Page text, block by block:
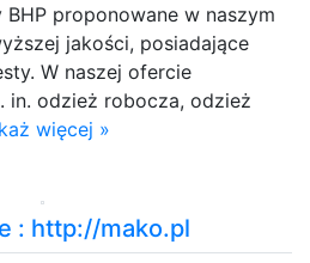
BHP proponowane w naszym
jakości, posiadające
W naszej ofercie
in. odzież robocza, odzież
więcej »
: http://mako.pl